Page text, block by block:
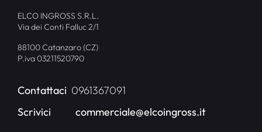
ELCO INGROSS S.R.L.
Via dei Conti Falluc 2/1
88100 Catanzaro (CZ)
P.iva 03211520790
Contattaci 0961367091
Scrivici
commerciale@elcoingross.it